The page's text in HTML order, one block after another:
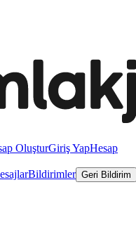
OluşturGiriş YapHesap
Bildirimler Geri Bildirim